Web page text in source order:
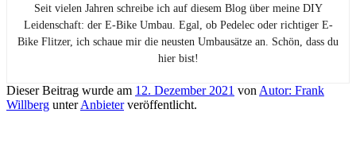
Seit vielen Jahren schreibe ich auf diesem Blog über meine DIY
Leidenschaft: der E-Bike Umbau. Egal, ob Pedelec oder richtiger E-
Bike Flitzer, ich schaue mir die neusten Umbausätze an. Schön, dass du
hier bist!
Dieser Beitrag wurde am 12. Dezember 2021 von Autor: Frank
Willberg unterAnbieterveröffentlicht.